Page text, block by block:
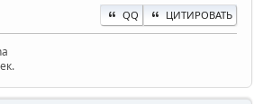
QQ ЦИТИРОВАТЬ